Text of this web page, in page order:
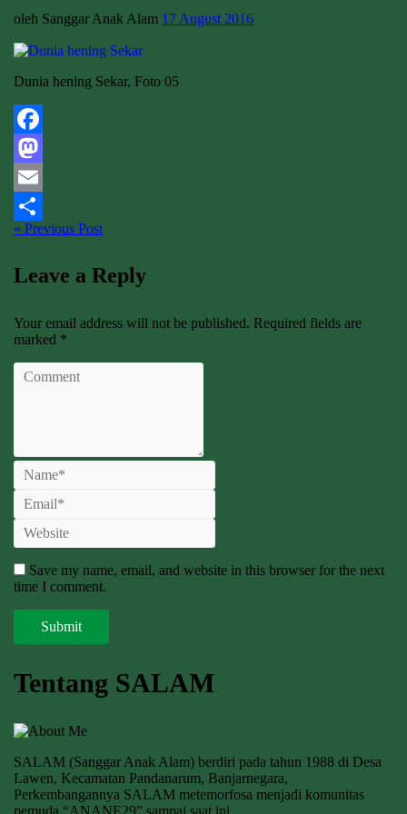
oleh Sanggar Anak Alam 17 August 2016
Dunia hening Sekar, Foto 05
Facebook
Mastodon
Email
Share
« Previous Post
Leave a Reply
Your email address will not be published. Required fields are
marked *
Save my name, email, and website in this browser for the next
time I comment.
Tentang SALAM
SALAM (Sanggar Anak Alam) berdiri pada tahun 1988 di Desa
Lawen, Kecamatan Pandanarum, Banjarnegara,
Perkembangannya SALAM metemorfosa menjadi komunitas